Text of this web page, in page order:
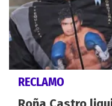
RECLAMO